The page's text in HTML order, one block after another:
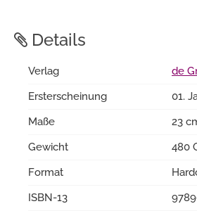
Details
Verlag
de
Ersterscheinung
01.
Maße
23
Gewicht
480
Format
ISBN-13